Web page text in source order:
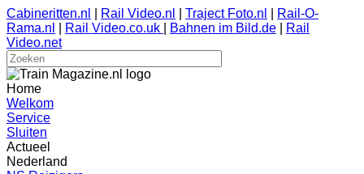
Cabineritten.nl Rail Video.nl Traject Foto.nl
Rail-O-
Rama.nl
Rail Video.co.uk Bahnen im Bild.de
Rail
Video.net
Home
Welkom
Service
Sluiten
Actueel
Nederland